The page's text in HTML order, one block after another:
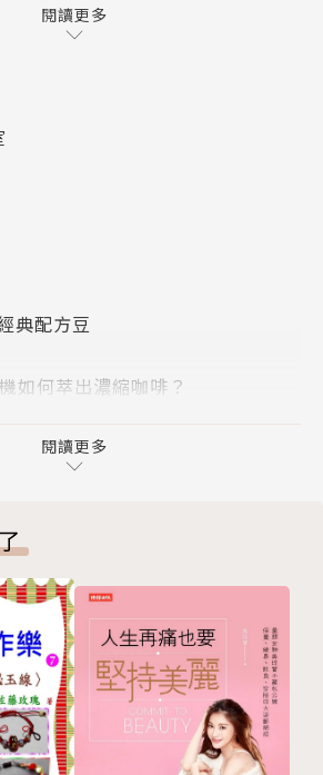
創造咖啡與土地或文化上的關係，
啡裡，討論味道與味道、食材與食
！
以是什麼樣貌？！
、開店經驗的「芒果咖啡」，在二
證了從義式咖啡一路至精品咖啡的
次將帶來一系列最接地氣的咖啡調
烘豆師、咖啡師的角度出發，分享
就是最好的題材，能源源不絕地提
調飲的靈感。
設計，期待日後人們走入台灣咖啡
「喔～這就是台灣的咖啡呀！」的
閱讀更多
典配方豆
如何萃出濃縮咖啡？
法奇朵
啡
咖啡、柳丁咖啡、柚香咖啡
閱讀更多